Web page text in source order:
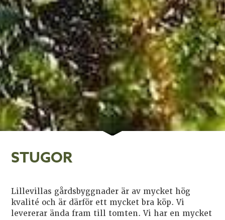
STUGOR
Lillevillas gårdsbyggnader är av mycket hög
kvalité och är därför ett mycket bra köp. Vi
levererar ända fram till tomten. Vi har en mycket